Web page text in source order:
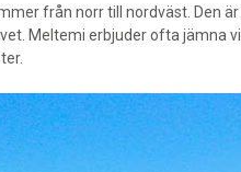
från norr till nordväst. Den
Meltemi erbjuder ofta jämna